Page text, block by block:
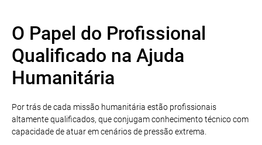
O Papel do Profissional
Qualificado na Ajuda
Humanitária
Por trás de cada missão humanitária estão profissionais
altamente qualificados, que conjugam conhecimento técnico com
capacidade de atuar em cenários de pressão extrema.